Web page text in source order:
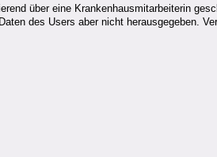
über eine Krankenhausmitarbeiterin
des Users aber nicht herausgegeben.